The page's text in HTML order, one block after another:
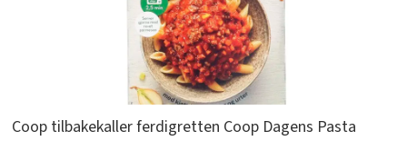
Coop tilbakekaller ferdigretten Coop Dagens Pasta